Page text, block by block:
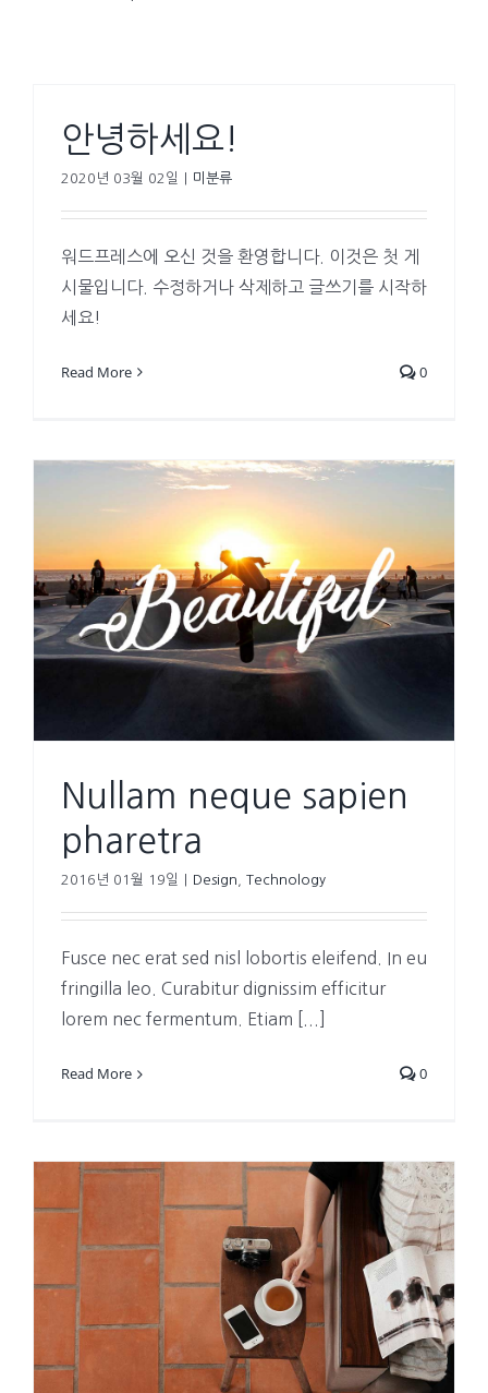
안녕하세요!
2020년 03월 02일 미분류
워드프레스에 오신 것을 환영합니다. 이것은 첫 게
시물입니다. 수정하거나 삭제하고 글쓰기를 시작하
세요!
Read More 0
Nullam neque sapien
pharetra
2016년 01월 19일 Design Technology
Fusce nec erat sed nisl lobortis eleifend. In eu
fringilla leo. Curabitur dignissim efficitur
lorem nec fermentum. Etiam [...]
Read More 0